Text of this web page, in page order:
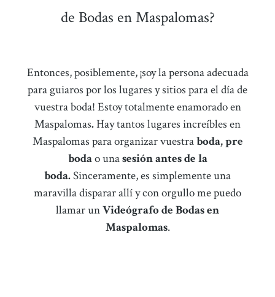
de Bodas en Maspalomas?
Entonces, posiblemente, ¡soy la persona adecuada
para guiaros por los lugares y sitios para el día de
vuestra boda! Estoy totalmente enamorado en
Maspalomas.Hay tantos lugares increíbles en
Maspalomas para organizar vuestraboda, pre
bodao unasesión antes de la
boda.Sinceramente, es simplemente una
maravilla disparar allí y con orgullo me puedo
llamar unVideógrafo de Bodas en
Maspalomas.